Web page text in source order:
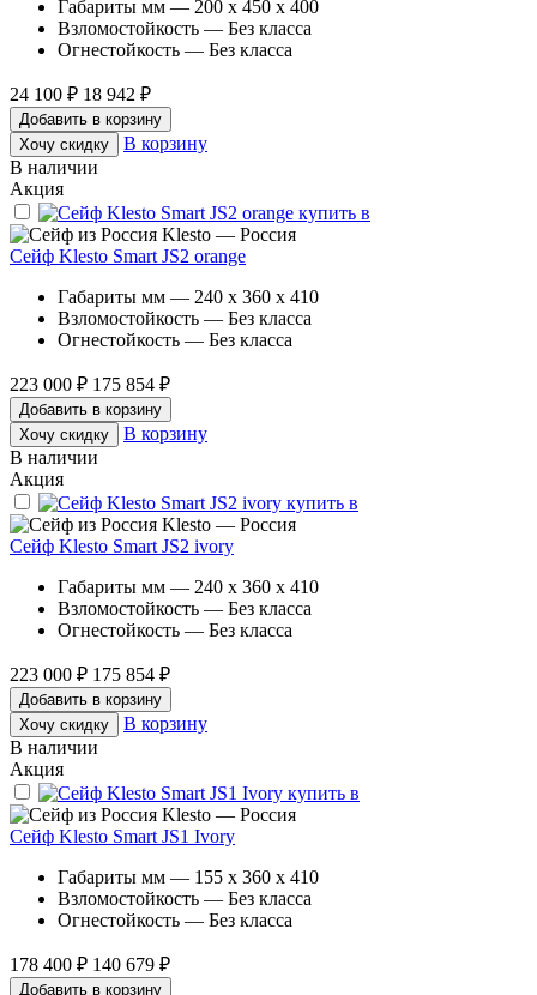
Габариты мм — 200 x 450 x 400
Взломостойкость — Без класса
Огнестойкость — Без класса
24 100 ₽ 18 942 ₽
Добавить в корзину
Хочу скидку
В корзину
В наличии
Акция
Klesto — Россия
Сейф Klesto Smart JS2 orange
Габариты мм — 240 x 360 x 410
Взломостойкость — Без класса
Огнестойкость — Без класса
223 000 ₽ 175 854 ₽
Добавить в корзину
Хочу скидку
В корзину
В наличии
Акция
Klesto — Россия
Сейф Klesto Smart JS2 ivory
Габариты мм — 240 x 360 x 410
Взломостойкость — Без класса
Огнестойкость — Без класса
223 000 ₽ 175 854 ₽
Добавить в корзину
Хочу скидку
В корзину
В наличии
Акция
Klesto — Россия
Сейф Klesto Smart JS1 Ivory
Габариты мм — 155 x 360 x 410
Взломостойкость — Без класса
Огнестойкость — Без класса
178 400 ₽ 140 679 ₽
Добавить в корзину